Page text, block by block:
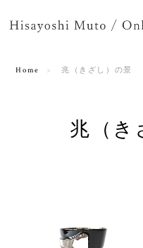
Home 兆（きざし）の景
兆（き